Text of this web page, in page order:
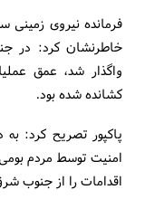
فرمانده نیروی زمینی
خاطرنشان کرد: در
کشانده شده بود.
پاکپور تصریح کرد:
امنیت توسط مردم
اقدامات را از جنوب